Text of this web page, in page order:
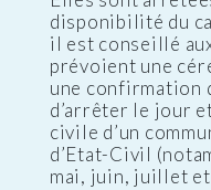
disponibilité du
il est conseillé
prévoient une
une confirmation
d’arrêter le jour
civile d’un
d’Etat-Civil
mai, juin, juillet